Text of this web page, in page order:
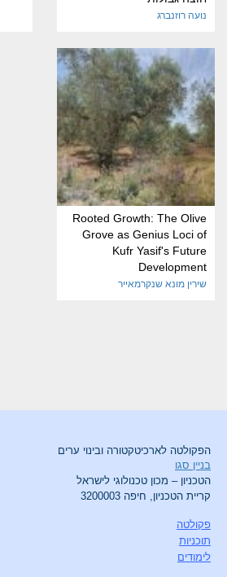
נועה רוזנברג
Rooted Growth: The Olive
Grove as Genius Loci of
Kufr Yasif's Future
Development
שירין מונא שנקרמאייר
הפקולטה לארכיטקטורה ובינוי ערים
בניין סגו
הטכניון – מכון טכנולוגי לישראל
קריית הטכניון, חיפה 3200003
פקולטה
תוכניות
לימודים